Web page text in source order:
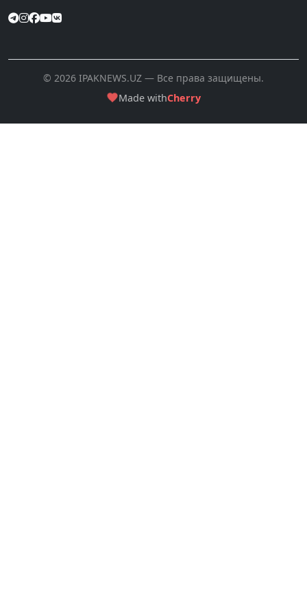
© 2026 IPAKNEWS.UZ — Все права защищены.
Made withCherry